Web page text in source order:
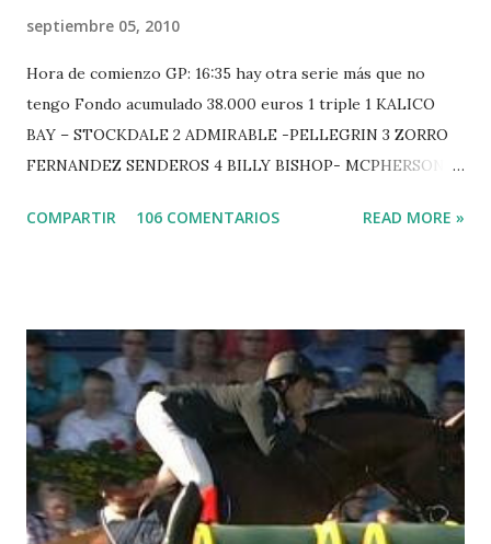
septiembre 05, 2010
Hora de comienzo GP: 16:35 hay otra serie más que no
tengo Fondo acumulado 38.000 euros 1 triple 1 KALICO
BAY – STOCKDALE 2 ADMIRABLE -PELLEGRIN 3 ZORRO
FERNANDEZ SENDEROS 4 BILLY BISHOP- MCPHERSON 5
-EPAILLARD 7 GIG AMAI M WHITAKER 8 SILVANA DU
POWER - MILLAR 5 ARMANIE -VOORN 6 QUERLYBET
HERO -LEJAUNE 7 MO CHROI - O’BRIEN 8 CARMENA Z -
BREEN 9 JALLA DE GAVIERE -RAMZY AL DUHAMI 10
NOVEL -PHILIPPAERTS 3 triple 1 LATE NIGHT -LEVY 2 K
CLUB LADY -O’CONNOR 3 QUICK STUDY - HOUGH 4
LORENZO -AHLMANN 5 L’ESPOIR -GULLIKSEN 6
TOPINAMBOUR -LEPREVOST 7 WISCONSIN 111 -MOYA 8
COMPARTIR 106 COMENTARIOS READ MORE »